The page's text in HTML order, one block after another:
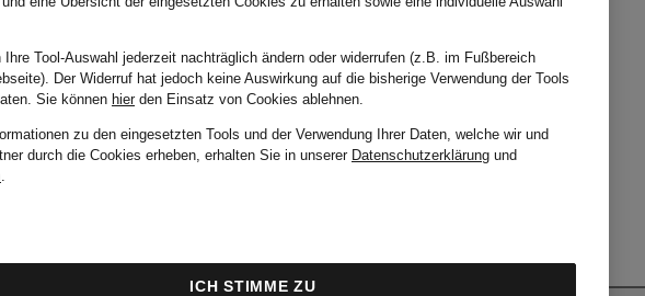
Marke 1 Farbe
Ihre Tool-Auswahl jederzeit nachträglich ändern oder widerrufen (z.B. im Fußbereich
Der Widerruf hat jedoch keine Auswirkung auf die bisherige Verwendung der Tools
Sie können hierden Einsatz von Cookies ablehnen.
zu den eingesetzten Tools und der Verwendung Ihrer Daten, welche wir und
durch die Cookies erheben, erhalten Sie in unserer Datenschutzerklärung und
.
ICH STIMME ZU